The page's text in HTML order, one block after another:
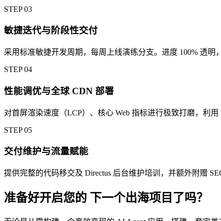
STEP03
敏捷迭代与阶段性交付
采用标准敏捷开发周期，每周上线演练分支。进度 100% 透
STEP04
性能调优与全球 CDN 部署
对首屏渲染速度（LCP）、核心 Web 指标进行极致打磨，利
STEP05
交付维护与流量赋能
提供完整的代码移交及 Directus 后台维护培训，并额外附赠
准备好开启您的 下一个出海项目了吗？